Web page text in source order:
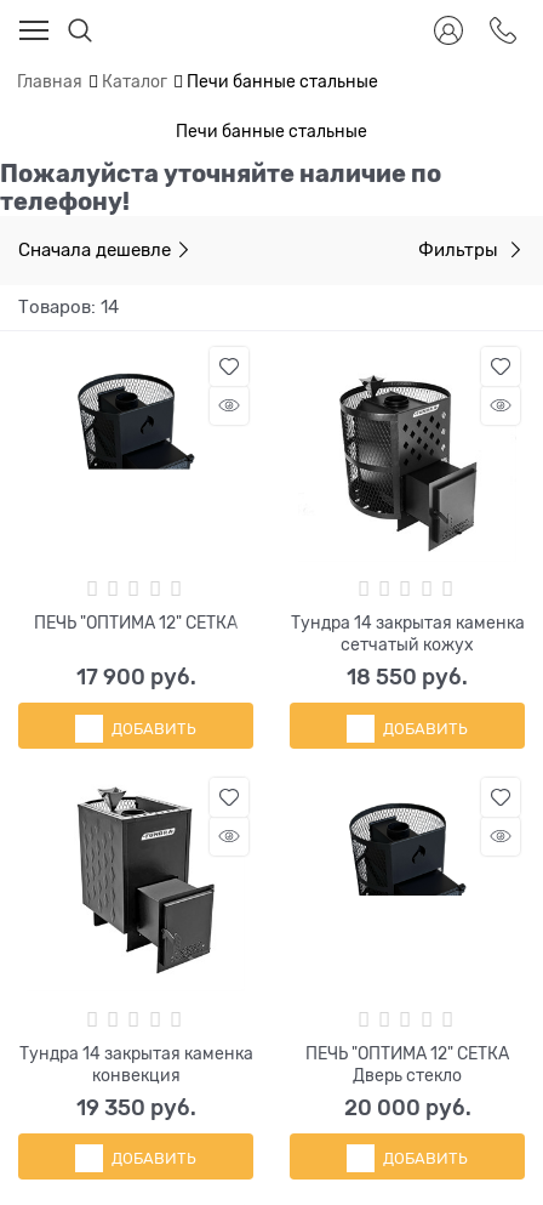
Главная Каталог Печи банные стальные
Печи банные стальные
Пожалуйста уточняйте наличие по
телефону!
Сначала дешевле Фильтры
Товаров: 14
ПЕЧЬ "ОПТИМА 12" СЕТКА
17 900 руб.
ДОБАВИТЬ
Тундра 14 закрытая каменка
сетчатый кожух
18 550 руб.
ДОБАВИТЬ
Тундра 14 закрытая каменка
конвекция
19 350 руб.
ДОБАВИТЬ
ПЕЧЬ "ОПТИМА 12" СЕТКА
Дверь стекло
20 000 руб.
ДОБАВИТЬ